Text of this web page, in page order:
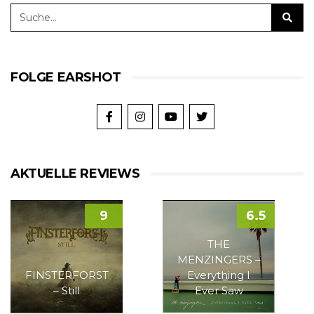
FOLGE EARSHOT
AKTUELLE REVIEWS
FINSTERFORST
– Still
9
THE
MENZINGERS –
Everything I
Ever Saw
6.5